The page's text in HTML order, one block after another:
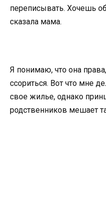
переписывать. Хочешь
сказала мама.
Я понимаю, что она
ссориться. Вот что мне
свое жилье, однако
родственников мешает